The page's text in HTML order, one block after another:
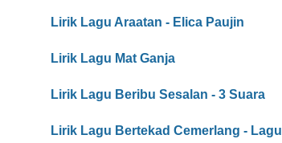
Lirik Lagu Araatan - Elica Paujin
Lirik Lagu Mat Ganja
Lirik Lagu Beribu Sesalan - 3 Suara
Lirik Lagu Bertekad Cemerlang - Lagu